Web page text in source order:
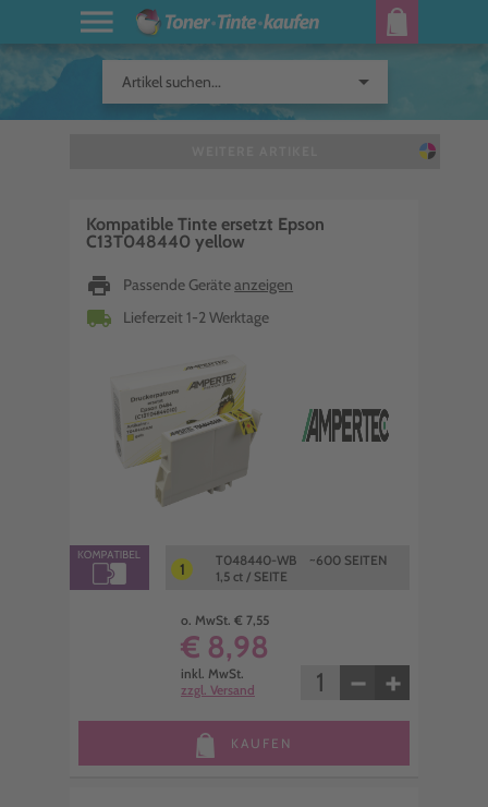
Artikel suchen... arrow_drop_down
Kompatible Tinte ersetzt Epson
C13T048440 yellow
print Passende Geräteanzeigen
local_shipping Lieferzeit 1-2 Werktage
1
T048440-WB ~600 SEITEN
1,5 ct / SEITE
o. MwSt. € 7,55
€ 8,98
inkl. MwSt.
zzgl. Versand
− +
KAUFEN